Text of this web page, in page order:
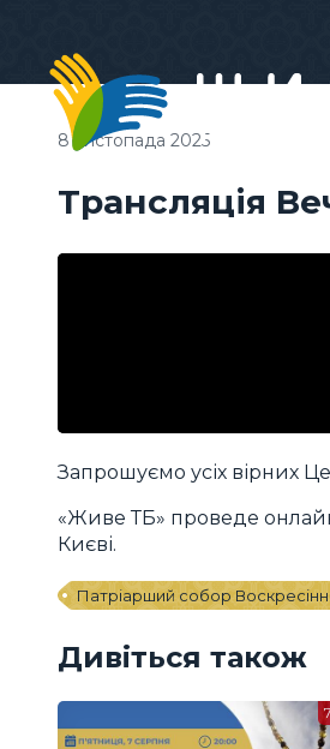
Трансляція
8 листопада 2025
Запрошуємо усіх вірних
«Живе ТБ» проведе
Києві.
Патріарший собор
Дивіться також